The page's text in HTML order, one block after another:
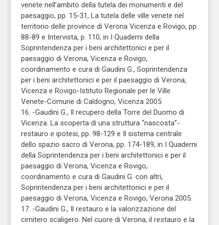
venete nell’ambito della tutela dei monumenti e del
paesaggio, pp. 15-31, La tutela delle ville venete nel
territorio delle province di Verona Vicenza e Rovigo, pp.
88-89 e Intervista, p. 110, in I Quaderni della
Soprintendenza per i beni architettonici e per il
paesaggio di Verona, Vicenza e Rovigo,
coordinamento e cura di Gaudini G., Soprintendenza
per i beni architettonici e per il paesaggio di Verona,
Vicenza e Rovigo-Istituto Regionale per le Ville
Venete-Comune di Caldogno, Vicenza 2005.
16. -Gaudini G., Il recupero della Torre del Duomo di
Vicenza. La scoperta di una struttura “nascosta”-
restauro e ipotesi, pp. 98-129 e Il sistema centrale
dello spazio sacro di Verona, pp. 174-189, in I Quaderni
della Soprintendenza per i beni architettonici e per il
paesaggio di Verona, Vicenza e Rovigo,
coordinamento e cura di Gaudini G. con altri,
Soprintendenza per i beni architettonici e per il
paesaggio di Verona, Vicenza e Rovigo, Verona 2005.
17. -Gaudini G., Il restauro e la valorizzazione del
cimitero scaligero. Nel cuore di Verona, il restauro e la